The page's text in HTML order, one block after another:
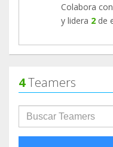
Colabora con
y lidera 2 de
4Teamers